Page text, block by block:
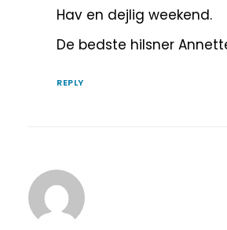
Hav en dejlig weekend.
De bedste hilsner
REPLY